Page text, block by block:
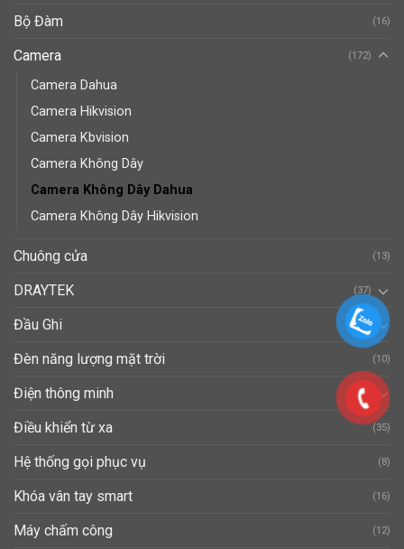
Bộ Đàm (16)
Camera (172)
Camera Dahua
Camera Hikvision
Camera Kbvision
Camera Không Dây
Camera Không Dây Dahua
Camera Không Dây Hikvision
Chuông cửa (13)
DRAYTEK (37)
Đầu Ghi (66)
Đèn năng lượng mặt trời (10)
Điện thông minh (40)
Điều khiển từ xa (35)
Hệ thống gọi phục vụ (8)
Khóa vân tay smart (16)
Máy chấm công (12)